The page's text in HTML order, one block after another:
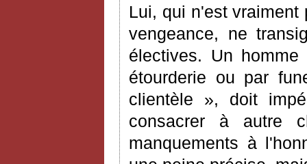
Lui, qui n'est
vengeance, ne
électives. Un
étourderie ou par
clientèle », doit
consacrer à autre
manquements à